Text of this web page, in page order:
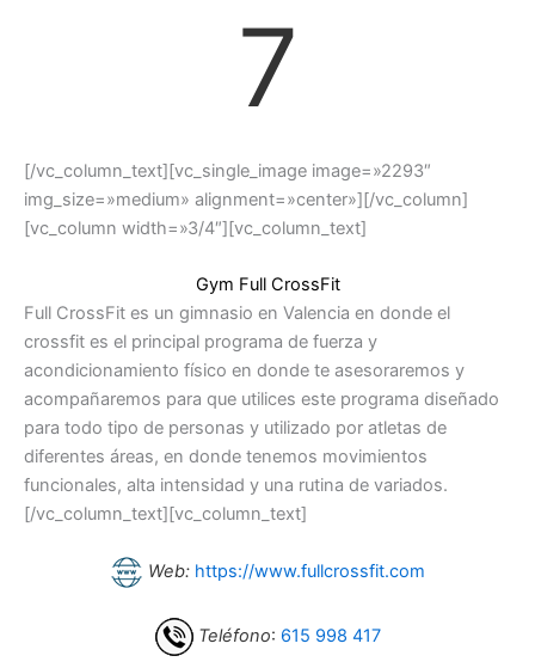
7
[/vc_column_text][vc_single_image image=»2293″
img_size=»medium» alignment=»center»][/vc_column]
[vc_column width=»3/4″][vc_column_text]
Gym Full CrossFit
Full CrossFit es un gimnasio en Valencia en donde el
crossfit es el principal programa de fuerza y
acondicionamiento físico en donde te asesoraremos y
acompañaremos para que utilices este programa diseñado
para todo tipo de personas y utilizado por atletas de
diferentes áreas, en donde tenemos movimientos
funcionales, alta intensidad y una rutina de variados.
[/vc_column_text][vc_column_text]
Web: https://www.fullcrossfit.com
Teléfono: 615 998 417